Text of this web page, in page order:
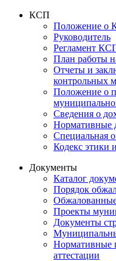
КСП
Положение о
Руководитель
Регламент
План работы
Отчеты и
контрольных
Положение о
Сведения о
Нормативные
Специальная
Кодекс этики
Документы
Каталог
Порядок
Проекты
Документы
Нормативные
аттестации